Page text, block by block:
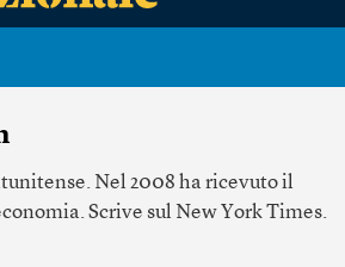
Nel 2008 ha ricevuto il
Scrive sul New York Times.